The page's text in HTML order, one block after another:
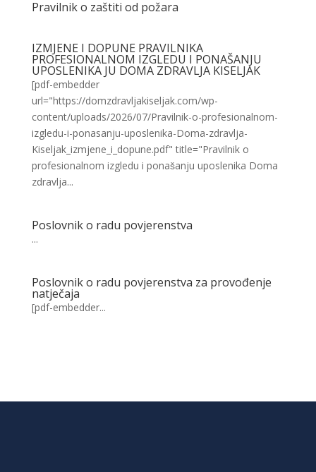
Pravilnik o zaštiti od požara
IZMJENE I DOPUNE PRAVILNIKA
PROFESIONALNOM IZGLEDU I PONAŠANJU
UPOSLENIKA JU DOMA ZDRAVLJA KISELJAK
[pdf-embedder
url="https://domzdravljakiseljak.com/wp-
content/uploads/2026/07/Pravilnik-o-profesionalnom-
izgledu-i-ponasanju-uposlenika-Doma-zdravlja-
Kiseljak_izmjene_i_dopune.pdf" title="Pravilnik o
profesionalnom izgledu i ponašanju uposlenika Doma
zdravlja...
Poslovnik o radu povjerenstva
...
Poslovnik o radu povjerenstva za provođenje
natječaja
[pdf-embedder...